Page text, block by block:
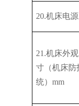
20.机床电源
21.机床外
寸（机床防
统）mm